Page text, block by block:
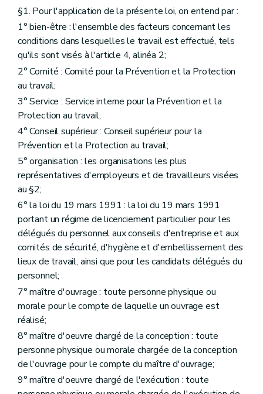
Art. 61
Art. 62
Art. 63
Art. 64
Section 4
Compétences.
Sous-section première
Compétences générales. (inséré par L 2008-04-23/31, art. 3; ED : 16-05-2008)
Art. 65
Sous-section 2
Art. 65 bis
Art. 65ter
Art. 65quater
Art. 65quinquies
Art. 65sexies
Art. 65 septies
Art. 65octies
Art. 65novies
Art. 65duodecies
Section 5 Fonctionnement.
Art. 66
Art. 67
Art. 68
Section 6 Transfert d'entreprise et reprise de l'actif.
Art. 69
Art. 70
Art. 71
Art. 72
Art. 74
Art. 75
Art. 76
Section 7 [1Transfert sous autorité de justice]
Art. 76bis
Art. 76ter
§1. Pour l'application de la présente loi, on entend par :
1° bien-être : l'ensemble des facteurs concernant les
conditions dans lesquelles le travail est effectué, tels
qu'ils sont visés à l'article 4, alinéa 2;
2° Comité : Comité pour la Prévention et la Protection
au travail;
3° Service : Service interne pour la Prévention et la
Protection au travail;
4° Conseil supérieur : Conseil supérieur pour la
Prévention et la Protection au travail;
5° organisation : les organisations les plus
représentatives d'employeurs et de travailleurs visées
au §2;
6° la loi du 19 mars 1991 : la loi du 19 mars 1991
portant un régime de licenciement particulier pour les
délégués du personnel aux conseils d'entreprise et aux
comités de sécurité, d'hygiène et d'embellissement des
lieux de travail, ainsi que pour les candidats délégués du
personnel;
7° maître d'ouvrage : toute personne physique ou
morale pour le compte de laquelle un ouvrage est
réalisé;
8° maître d'oeuvre chargé de la conception : toute
personne physique ou morale chargée de la conception
de l'ouvrage pour le compte du maître d'ouvrage;
9° maître d'oeuvre chargé de l'exécution : toute